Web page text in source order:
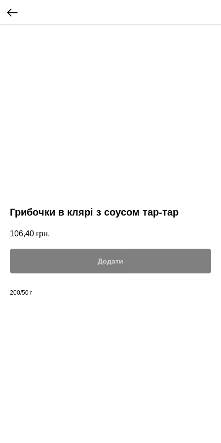
Грибочки в клярі з соусом тар-тар
106,40 грн.
Додати
200/50 г